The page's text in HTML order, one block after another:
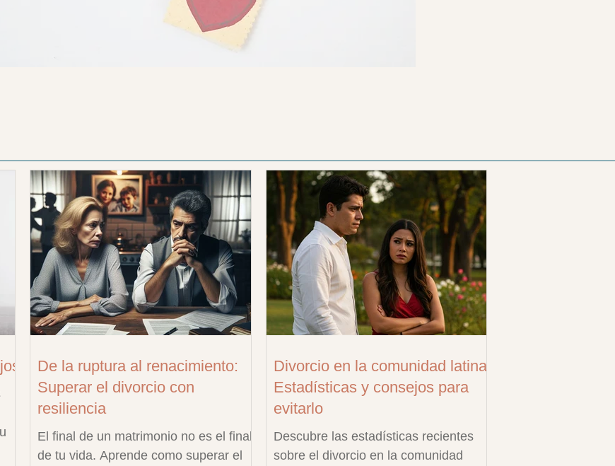
De la ruptura al renacimiento:
Superar el divorcio con
resiliencia
El final de un matrimonio no es el final
de tu vida. Aprende como superar el
Divorcio en la comunidad latina:
Estadísticas y consejos para
evitarlo
Descubre las estadísticas recientes
sobre el divorcio en la comunidad